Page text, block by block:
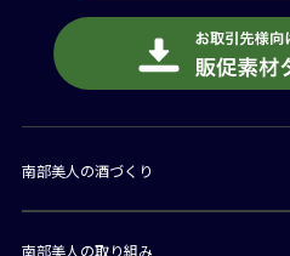
南部美人の酒づくり
南部美人の取り組み